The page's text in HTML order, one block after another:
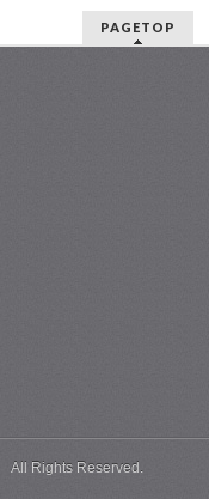
PAGETOP
All Rights Reserved.